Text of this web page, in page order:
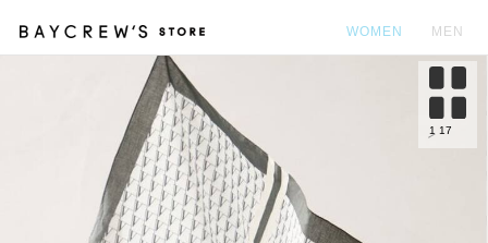
WOMEN MEN
1 17